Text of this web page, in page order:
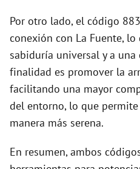
Por otro lado, el código
conexión con La Fuente,
sabiduría universal y a una
finalidad es promover la
facilitando una mayor
del entorno, lo que
manera más serena.
En resumen, ambos